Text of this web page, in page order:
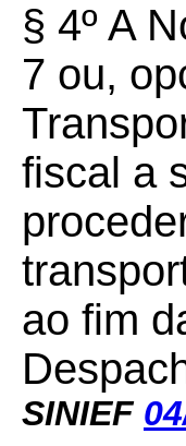
§ 4º A
7 ou,
fiscal a
ao fim
SINIEF